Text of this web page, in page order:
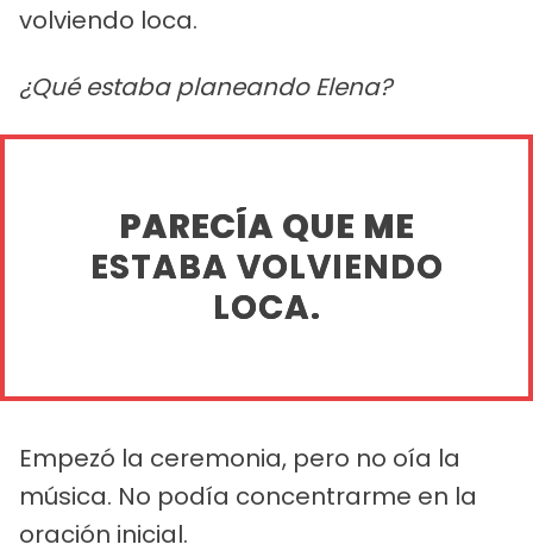
volviendo loca.
¿Qué estaba planeando Elena?
PARECÍA QUE ME
ESTABA VOLVIENDO
LOCA.
Empezó la ceremonia, pero no oía la
música. No podía concentrarme en la
oración inicial.